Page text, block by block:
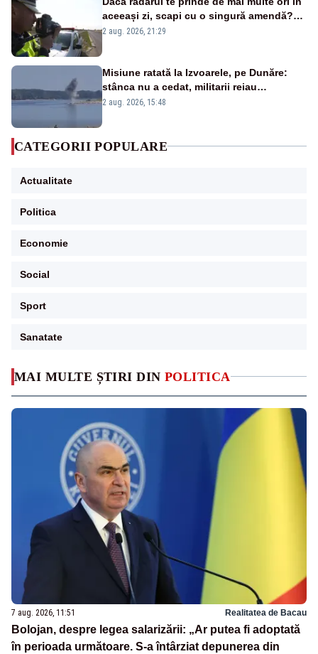
MAI MULTE ȘTIRI DIN POLITICA
7 aug. 2026, 11:51 Realitatea de Bacau
Bolojan, despre legea salarizării: „Ar putea fi adoptată
în perioada următoare. S-a întârziat depunerea din
aceeași zi, scapi cu o singură amendă?
Ce spune legea
2 aug. 2026, 21:29
Misiune ratată la Izvoarele, pe Dunăre:
stânca nu a cedat, militarii reiau
detonările luni – VIDEO
2 aug. 2026, 15:48
CATEGORII POPULARE
Actualitate
Politica
Economie
Social
Sport
Sanatate